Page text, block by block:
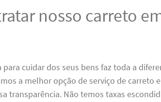
nosso carreto
para cuidar dos seus bens faz toda a
a melhor opção de serviço de carreto
transparência. Não temos taxas